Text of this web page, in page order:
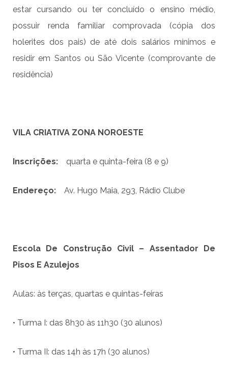
estar cursando ou ter concluído o ensino médio,
possuir renda familiar comprovada (cópia dos
holerites dos pais) de até dois salários mínimos e
residir em Santos ou São Vicente (comprovante de
residência)
VILA CRIATIVA ZONA NOROESTE
Inscrições: quarta e quinta-feira (8 e 9)
Endereço: Av. Hugo Maia, 293, Rádio Clube
Escola De Construção Civil – Assentador De
Pisos E Azulejos
Aulas: às terças, quartas e quintas-feiras
• Turma I: das 8h30 às 11h30 (30 alunos)
• Turma II: das 14h às 17h (30 alunos)